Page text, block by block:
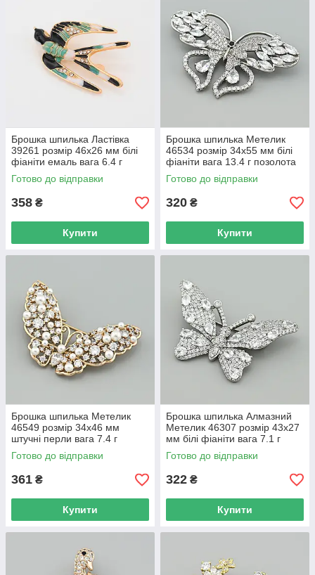
Брошка шпилька Ластівка
39261 розмір 46х26 мм білі
фіаніти емаль вага 6.4 г
позолота 18К
Готово до відправки
358 ₴
Купити
Брошка шпилька Метелик
46534 розмір 34х55 мм білі
фіаніти вага 13.4 г позолота
Біле Золото
Готово до відправки
320 ₴
Купити
Брошка шпилька Метелик
46549 розмір 34х46 мм
штучні перли вага 7.4 г
позолота 18К
Готово до відправки
361 ₴
Купити
Брошка шпилька Алмазний
Метелик 46307 розмір 43х27
мм білі фіаніти вага 7.1 г
позолота Біле Золото
Готово до відправки
322 ₴
Купити